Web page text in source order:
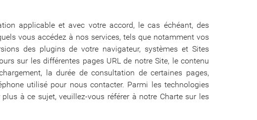
applicable et avec votre accord, le cas échéant, des
vous accédez à nos services, tels que notamment vos
des plugins de votre navigateur, systèmes et Sites
sur les différentes pages URL de notre Site, le contenu
la durée de consultation de certaines pages,
utilisé pour nous contacter. Parmi les technologies
à ce sujet, veuillez-vous référer à notre Charte sur les